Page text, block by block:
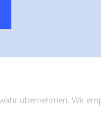
übernehmen. Wir